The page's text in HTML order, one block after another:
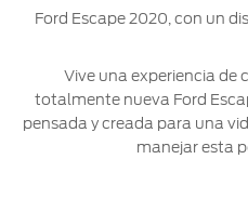
Ford
Garage
Catálogos
D-
Tect
Colisión y
Cita de
Promociones
de Servicio
Desempeño
Seguridad
Trabajo
Contraseña
Ford Escape 2020, con un
Vive una experiencia de
totalmente nueva Ford
pensada y creada para una
manejar esta